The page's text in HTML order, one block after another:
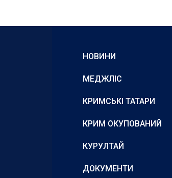
НОВИНИ
МЕДЖЛІС
КРИМСЬКІ ТАТАРИ
КРИМ ОКУПОВАНИЙ
КУРУЛТАЙ
ДОКУМЕНТИ